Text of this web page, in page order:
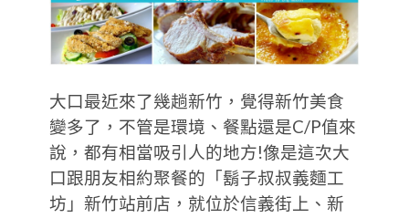
大口最近來了幾趟新竹，覺得新竹美食
變多了，不管是環境、餐點還是C/P值來
說，都有相當吸引人的地方!像是這次大
口跟朋友相約聚餐的「鬍子叔叔義麵工
坊」新竹站前店，就位於信義街上、新